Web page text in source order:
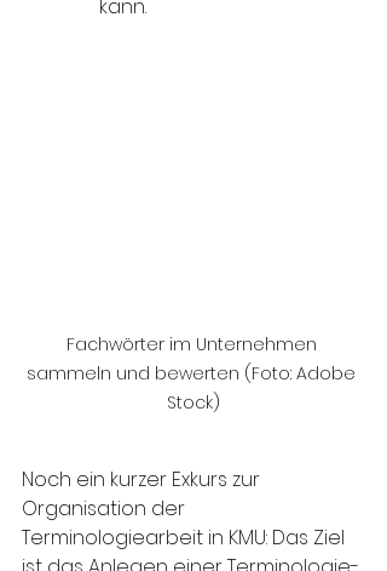
kann.
Fachwörter im Unternehmen
sammeln und bewerten (Foto: Adobe
Stock)
Noch ein kurzer Exkurs zur
Organisation der
Terminologiearbeit in KMU: Das Ziel